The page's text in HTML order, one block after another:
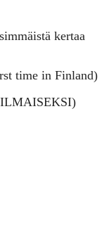
kertaa
time in Finland)